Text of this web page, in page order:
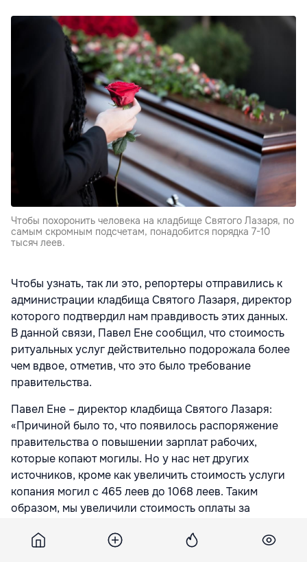
Чтобы похоронить человека на кладбище Святого Лазаря, по
самым скромным подсчетам, понадобится порядка 7-10
тысяч леев.
Чтобы узнать, так ли это, репортеры отправились к
администрации кладбища Святого Лазаря, директор
которого подтвердил нам правдивость этих данных.
В данной связи, Павел Ене сообщил, что стоимость
ритуальных услуг действительно подорожала более
чем вдвое, отметив, что это было требование
правительства.
Павел Ене – директор кладбища Святого Лазаря:
«Причиной было то, что появилось распоряжение
правительства о повышении зарплат рабочих,
которые копают могилы. Но у нас нет других
источников, кроме как увеличить стоимость услуги
копания могил с 465 леев до 1068 леев. Таким
образом, мы увеличили стоимость оплаты за
рабочим.